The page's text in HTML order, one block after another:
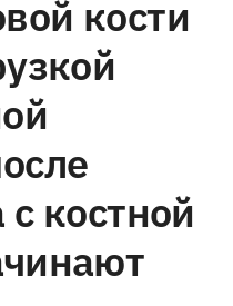
кости
с костной